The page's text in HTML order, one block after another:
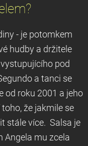
- je potomkem
hudby a držitele
pod
a tanci se
od roku 2001 a jeho
že jakmile se
stále více. Salsa je
Angela mu zcela